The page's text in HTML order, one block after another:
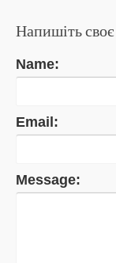
Напишіть
Name:
Email:
Message: